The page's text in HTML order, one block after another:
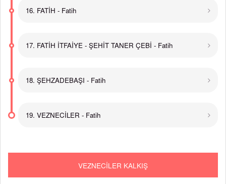
16. FATİH - Fatih
17. FATİH İTFAİYE - ŞEHİT TANER ÇEBİ - Fatih
18. ŞEHZADEBAŞI - Fatih
19. VEZNECİLER - Fatih
VEZNECİLER KALKIŞ